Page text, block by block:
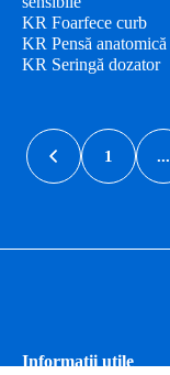
KR Foarfece curb
KR Pensă anatomică
KR Seringă dozator
1 ...
Informaţii utile